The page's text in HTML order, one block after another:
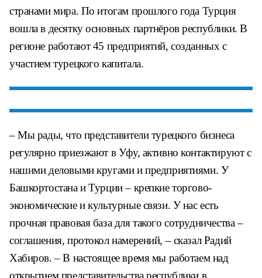
странами мира. По итогам прошлого года Турция
вошла в десятку основных партнёров республики. В
регионе работают 45 предприятий, созданных с
участием турецкого капитала.
– Мы рады, что представители турецкого бизнеса
регулярно приезжают в Уфу, активно контактируют с
нашими деловыми кругами и предприятиями. У
Башкортостана и Турции – крепкие торгово-
экономические и культурные связи. У нас есть
прочная правовая база для такого сотрудничества –
соглашения, протокол намерений, – сказал Радий
Хабиров. – В настоящее время мы работаем над
открытием представительства республики в